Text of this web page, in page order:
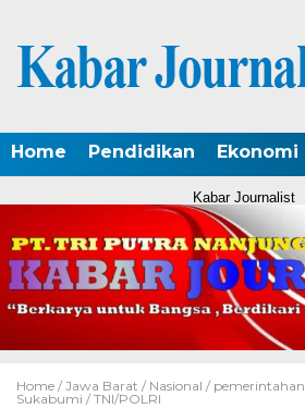
Home Pendidikan Ekonomi
Kabar Journalist
Home / Jawa Barat / Nasional / pemerintahan
Sukabumi / TNI/POLRI